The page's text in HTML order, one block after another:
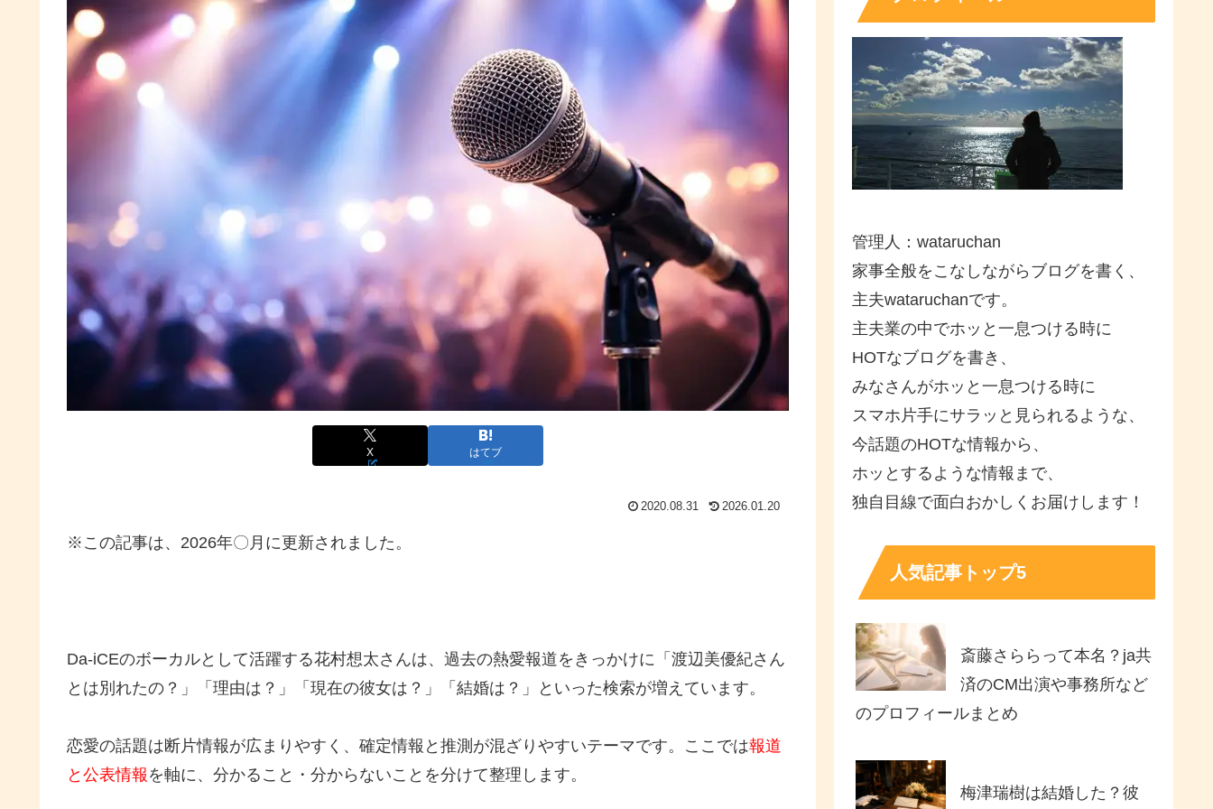
X はてブ
2020.08.31 2026.01.20
※この記事は、2026年〇月に更新されました。
Da-iCEのボーカルとして活躍する花村想太さんは、過去の熱愛報道をきっかけに「渡辺美優紀さん
とは別れたの？」「理由は？」「現在の彼女は？」「結婚は？」といった検索が増えています。
恋愛の話題は断片情報が広まりやすく、確定情報と推測が混ざりやすいテーマです。ここでは報道
と公表情報 を軸に、分かること・分からないことを分けて整理します。
管理人：wataruchan
家事全般をこなしながらブログを書く、
主夫wataruchanです。
主夫業の中でホッと一息つける時に
HOTなブログを書き、
みなさんがホッと一息つける時に
スマホ片手にサラッと見られるような、
今話題のHOTな情報から、
ホッとするような情報まで、
独自目線で面白おかしくお届けします！
人気記事トップ5
斎藤さららって本名？ja共
済のCM出演や事務所など
のプロフィールまとめ
梅津瑞樹は結婚した？彼